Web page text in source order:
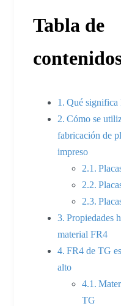
Tabla de
Qué significa
Cómo se
fabricación de
impreso
Propiedades
material FR4
FR4 de TG
alto
TG